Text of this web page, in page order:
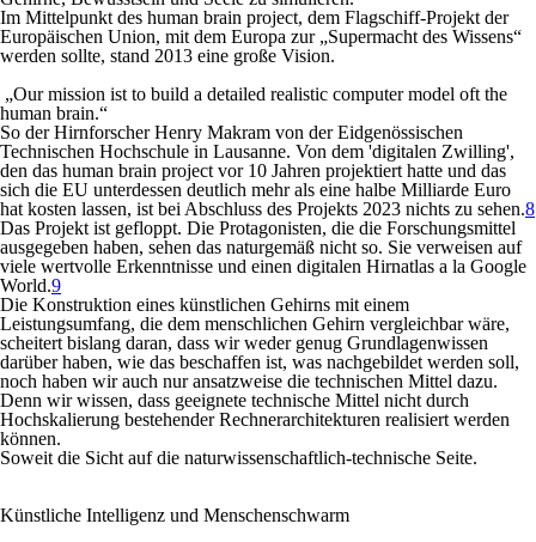
Im Mittelpunkt des human brain project, dem Flagschiff-Projekt der
Europäischen Union, mit dem Europa zur „Supermacht des Wissens“
werden sollte, stand 2013 eine große Vision.
„Our mission ist to build a detailed realistic computer model oft the
human brain.“
So der Hirnforscher Henry Makram von der Eidgenössischen
Technischen Hochschule in Lausanne. Von dem 'digitalen Zwilling',
den das human brain project vor 10 Jahren projektiert hatte und das
sich die EU unterdessen deutlich mehr als eine halbe Milliarde Euro
hat kosten lassen, ist bei Abschluss des Projekts 2023 nichts zu sehen.8
Das Projekt ist gefloppt. Die Protagonisten, die die Forschungsmittel
ausgegeben haben, sehen das naturgemäß nicht so. Sie verweisen auf
viele wertvolle Erkenntnisse und einen digitalen Hirnatlas a la Google
World.9
Die Konstruktion eines künstlichen Gehirns mit einem
Leistungsumfang, die dem menschlichen Gehirn vergleichbar wäre,
scheitert bislang daran, dass wir weder genug Grundlagenwissen
darüber haben, wie das beschaffen ist, was nachgebildet werden soll,
noch haben wir auch nur ansatzweise die technischen Mittel dazu.
Denn wir wissen, dass geeignete technische Mittel nicht durch
Hochskalierung bestehender Rechner­architekturen realisiert werden
können.
Soweit die Sicht auf die naturwissenschaftlich-technische Seite.
Künstliche Intelligenz und Menschenschwarm